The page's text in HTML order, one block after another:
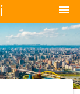
menu